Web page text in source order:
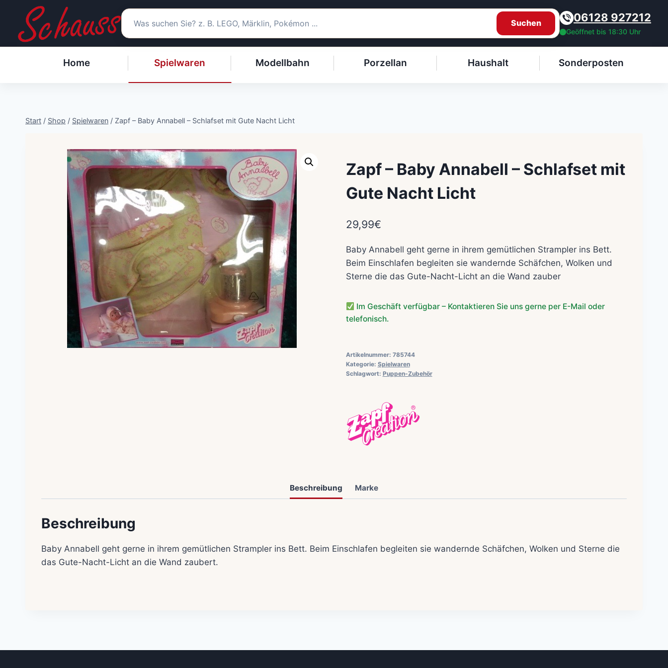
springen
Suchen 06128 927212
Geöffnet bis 18:30 Uhr
Home Spielwaren Modellbahn Porzellan Haushalt Sonderposten
Start / Shop / Spielwaren / Zapf – Baby Annabell – Schlafset mit Gute Nacht Licht
Zapf – Baby Annabell – Schlafset mit
Gute Nacht Licht
29,99€
Baby Annabell geht gerne in ihrem gemütlichen Strampler ins Bett.
Beim Einschlafen begleiten sie wandernde Schäfchen, Wolken und
Sterne die das Gute-Nacht-Licht an die Wand zauber
Im Geschäft verfügbar – Kontaktieren Sie uns gerne per E-Mail oder
telefonisch.
Artikelnummer: 785744
Kategorie: Spielwaren
Schlagwort: Puppen-Zubehör
Beschreibung Marke
Beschreibung
Baby Annabell geht gerne in ihrem gemütlichen Strampler ins Bett. Beim Einschlafen begleiten sie wandernde Schäfchen, Wolken und Sterne die
das Gute-Nacht-Licht an die Wand zaubert.